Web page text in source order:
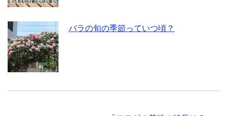
バラの旬の季節っていつ頃？